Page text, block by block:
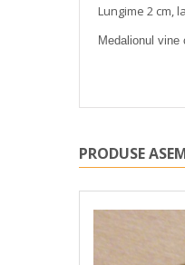
Lungime 2 cm,
Medalionul
PRODUSE